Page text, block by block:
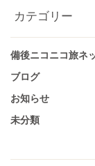
カテゴリー
備後ニコニコ旅ネ
ブログ
お知らせ
未分類